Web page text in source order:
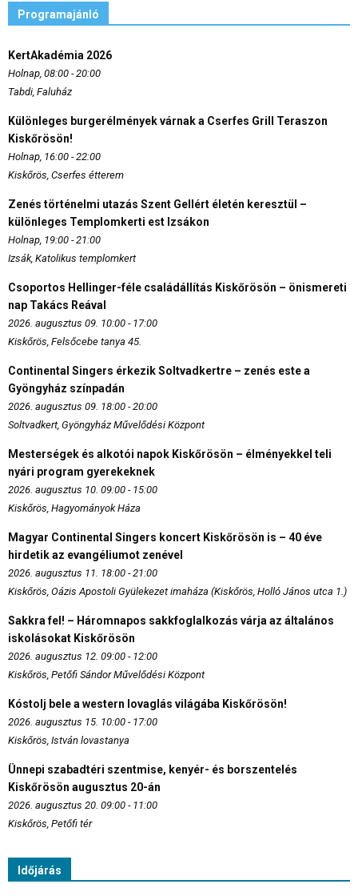
Programajánló
KertAkadémia 2026
Holnap, 08:00 - 20:00
Tabdi, Faluház
Különleges burgerélmények várnak a Cserfes Grill Teraszon
Kiskőrösön!
Holnap, 16:00 - 22:00
Kiskőrös, Cserfes étterem
Zenés történelmi utazás Szent Gellért életén keresztül –
különleges Templomkerti est Izsákon
Holnap, 19:00 - 21:00
Izsák, Katolikus templomkert
Csoportos Hellinger-féle családállítás Kiskőrösön – önismereti
nap Takács Reával
2026. augusztus 09. 10:00 - 17:00
Kiskőrös, Felsőcebe tanya 45.
Continental Singers érkezik Soltvadkertre – zenés este a
Gyöngyház színpadán
2026. augusztus 09. 18:00 - 20:00
Soltvadkert, Gyöngyház Művelődési Központ
Mesterségek és alkotói napok Kiskőrösön – élményekkel teli
nyári program gyerekeknek
2026. augusztus 10. 09:00 - 15:00
Kiskőrös, Hagyományok Háza
Magyar Continental Singers koncert Kiskőrösön is – 40 éve
hirdetik az evangéliumot zenével
2026. augusztus 11. 18:00 - 21:00
Kiskőrös, Oázis Apostoli Gyülekezet imaháza (Kiskőrös, Holló János utca 1.)
Sakkra fel! – Háromnapos sakkfoglalkozás várja az általános
iskolásokat Kiskőrösön
2026. augusztus 12. 09:00 - 12:00
Kiskőrös, Petőfi Sándor Művelődési Központ
Kóstolj bele a western lovaglás világába Kiskőrösön!
2026. augusztus 15. 10:00 - 17:00
Kiskőrös, István lovastanya
Ünnepi szabadtéri szentmise, kenyér- és borszentelés
Kiskőrösön augusztus 20-án
2026. augusztus 20. 09:00 - 11:00
Kiskőrös, Petőfi tér
Időjárás